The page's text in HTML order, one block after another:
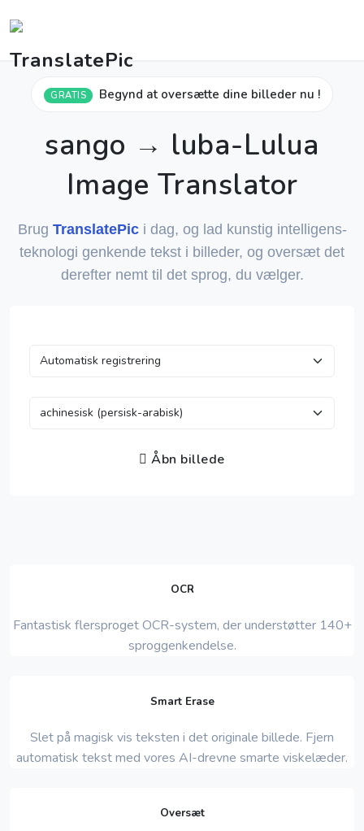
GRATIS Begynd at oversætte dine billeder nu !
sango → luba-Lulua
Image Translator
Brug TranslatePici dag, og lad kunstig intelligens-
teknologi genkende tekst i billeder, og oversæt det
derefter nemt til det sprog, du vælger.
Åbn billede
OCR
Fantastisk flersproget OCR-system, der understøtter 140+
sproggenkendelse.
Smart Erase
Slet på magisk vis teksten i det originale billede. Fjern
automatisk tekst med vores AI-drevne smarte viskelæder.
Oversæt